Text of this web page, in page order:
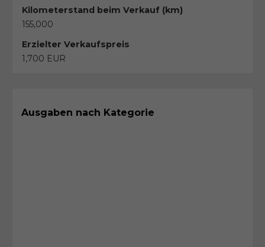
Kilometerstand beim Verkauf (km)
155,000
Erzielter Verkaufspreis
1,700 EUR
Ausgaben nach Kategorie